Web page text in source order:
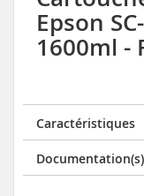
Epson
1600ml -
Caractéristiques
Documentation(s)